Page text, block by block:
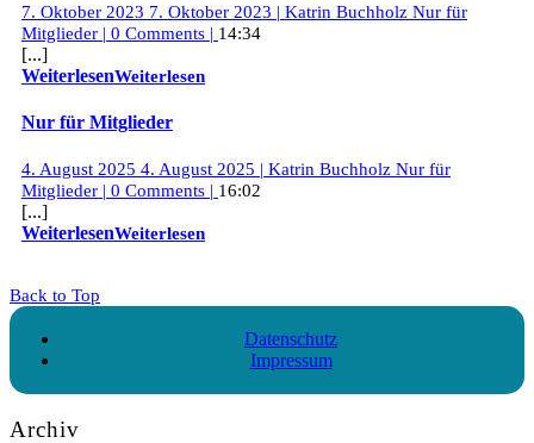
7. Oktober 2023 7. Oktober 2023 | Katrin Buchholz Nur für
Mitglieder | 0 Comments | 14:34
[...]
WeiterlesenWeiterlesen
Nur für Mitglieder
4. August 2025 4. August 2025 | Katrin Buchholz Nur für
Mitglieder | 0 Comments | 16:02
[...]
WeiterlesenWeiterlesen
Back to Top
Datenschutz
Impressum
Archiv